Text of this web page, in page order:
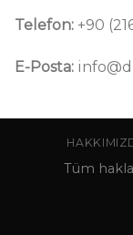
Telefon:+90
E-Posta:
Tüm